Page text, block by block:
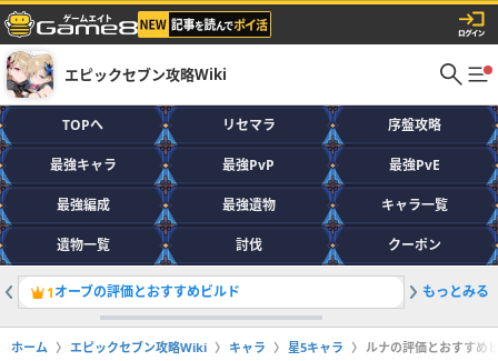
エピックセブン攻略Wiki
TOPへ リセマラ 序盤攻略
最強キャラ 最強PvP 最強PvE
最強編成 最強遺物 キャラ一覧
遺物一覧 討伐 クーポン
1オーブの評価とおすすめビルド 2信頼度
もっとみる
ホーム エピックセブン攻略Wiki キャラ 星5キャラ ルナの評価とおすすめ